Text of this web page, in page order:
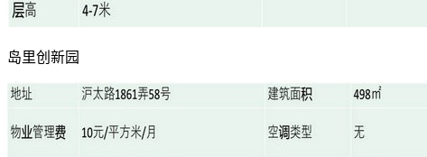
岛里创新园